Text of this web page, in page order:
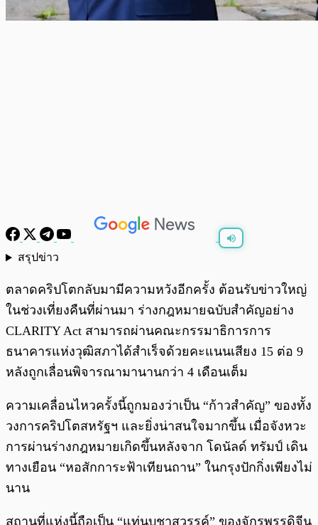
สรุปข่าว
ตลาดคริปโตกลับมามีความหวังอีกครั้ง ต้อนรับข่าวใหญ่
ในช่วงเที่ยงคืนที่ผ่านมา ร่างกฎหมายฉบับสำคัญอย่าง
CLARITY Act สามารถผ่านคณะกรรมาธิการการ
ธนาคารแห่งวุฒิสภาได้สำเร็จด้วยคะแนนเสียง 15 ต่อ 9
หลังถูกเลื่อนพิจารณามานานกว่า 4 เดือนเต็ม
ความเคลื่อนไหวครั้งนี้ถูกมองว่าเป็น “ก้าวสำคัญ” ของทั้ง
วงการคริปโตสหรัฐฯ และยิ่งน่าสนใจมากขึ้น เมื่อจังหวะ
การผ่านร่างกฎหมายเกิดขึ้นหลังจาก โดนัลด์ ทรัมป์ เดิน
ทางเยือน “หอสักการะฟ้าเทียนถาน” ในกรุงปักกิ่งเพียงไม่
นาน
สถานที่แห่งนี้ถือเป็น “แท่นบูชาสวรรค์” ของจักรพรรดิจีน